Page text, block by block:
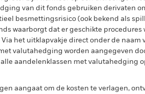
van dit fonds gebruiken derivaten
besmettingsrisico (ook bekend als
waarborgt dat er geschikte
het uitklapvakje direct onder de
valutahedging worden aangegeven
aandelenklassen met valutahedging
aangaat om de kosten te verlagen,